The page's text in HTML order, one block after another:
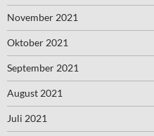
November 2021
Oktober 2021
September 2021
August 2021
Juli 2021